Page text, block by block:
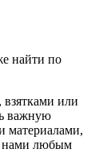
найти по
или
важную
материалами,
нами любым